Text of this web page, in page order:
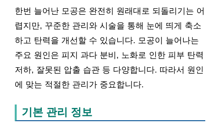
한번 늘어난 모공은 완전히 원래대로 되돌리기는 어
렵지만, 꾸준한 관리와 시술을 통해 눈에 띄게 축소
하고 탄력을 개선할 수 있습니다. 모공이 늘어나는
주요 원인은 피지 과다 분비, 노화로 인한 피부 탄력
저하, 잘못된 압출 습관 등 다양합니다. 따라서 원인
에 맞는 적절한 관리가 중요합니다.
기본 관리 정보